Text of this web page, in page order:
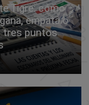
Tigre: cómo
empata o
tres puntos